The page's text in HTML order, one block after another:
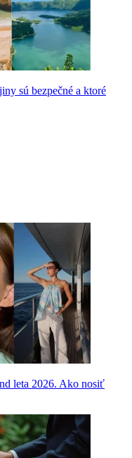
sú bezpečné a ktoré
leta 2026. Ako nosiť